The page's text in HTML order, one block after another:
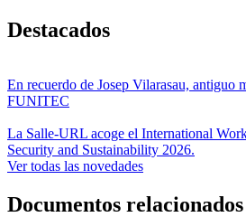
Destacados
En recuerdo de Josep Vilarasau, antiguo
FUNITEC
La Salle-URL acoge el International
Security and Sustainability 2026.
Ver todas las novedades
Documentos relacionados